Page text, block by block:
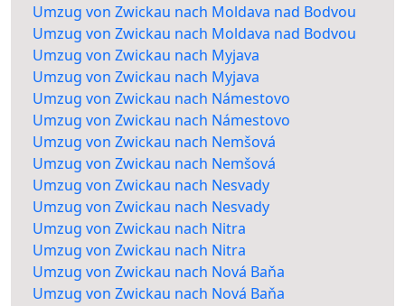
Umzug von Zwickau nach Moldava nad Bodvou
Umzug von Zwickau nach Moldava nad Bodvou
Umzug von Zwickau nach Myjava
Umzug von Zwickau nach Myjava
Umzug von Zwickau nach Námestovo
Umzug von Zwickau nach Námestovo
Umzug von Zwickau nach Nemšová
Umzug von Zwickau nach Nemšová
Umzug von Zwickau nach Nesvady
Umzug von Zwickau nach Nesvady
Umzug von Zwickau nach Nitra
Umzug von Zwickau nach Nitra
Umzug von Zwickau nach Nová Baňa
Umzug von Zwickau nach Nová Baňa